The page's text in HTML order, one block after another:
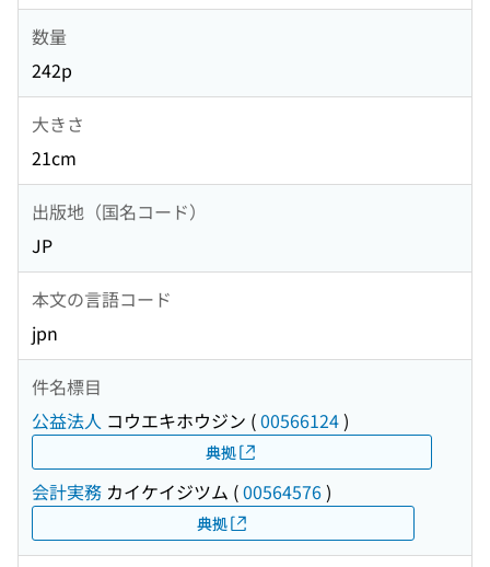
数量
242p
大きさ
21cm
出版地（国名コード）
JP
本文の言語コード
jpn
件名標目
公益法人 コウエキホウジン (00566124)
典拠
会計実務 カイケイジツム (00564576)
典拠